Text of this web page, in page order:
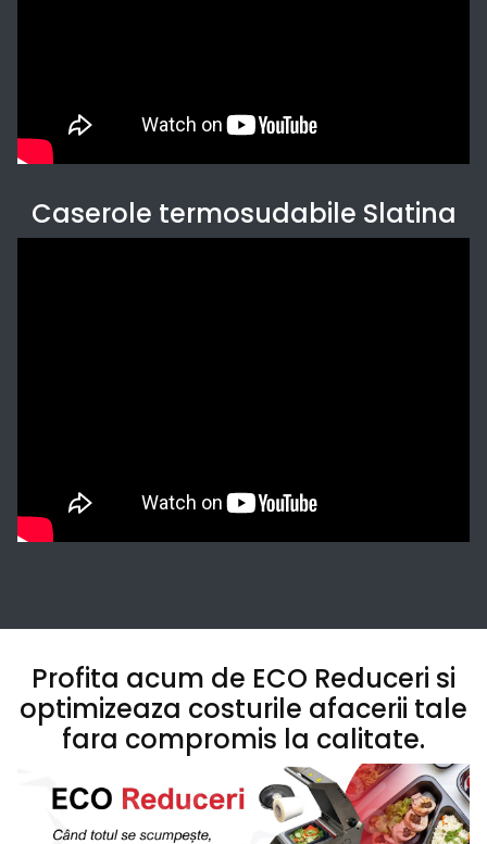
Caserole termosudabile Slatina
Profita acum de ECO Reduceri si
optimizeaza costurile afacerii tale
fara compromis la calitate.